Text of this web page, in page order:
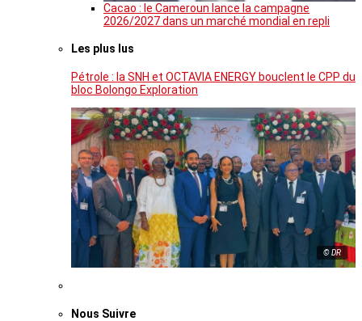
Cacao : le Cameroun lance la campagne
2026/2027 dans un marché mondial en repli
Les plus lus
Pétrole : la SNH et OCTAVIA ENERGY bouclent le CPP du
bloc Bolongo Exploration
© DR
Nous Suivre